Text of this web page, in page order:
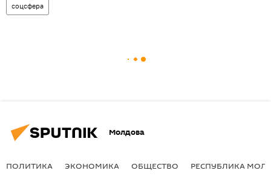
соцсфера
Молдова
ПОЛИТИКА ЭКОНОМИКА ОБЩЕСТВО РЕСПУБЛИКА